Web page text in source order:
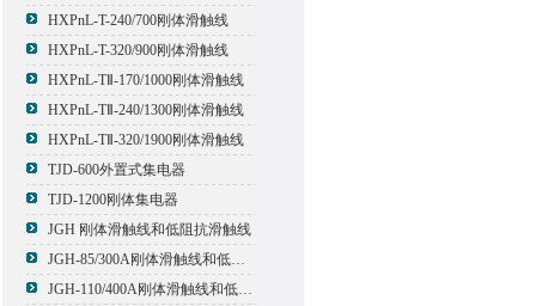
HXPnL-T-240/700刚体滑触线
HXPnL-T-320/900刚体滑触线
HXPnL-TⅡ-170/1000刚体滑触线
HXPnL-TⅡ-240/1300刚体滑触线
HXPnL-TⅡ-320/1900刚体滑触线
TJD-600外置式集电器
TJD-1200刚体集电器
JGH 刚体滑触线和低阻抗滑触线
JGH-85/300A刚体滑触线和低阻抗滑触线
JGH-110/400A刚体滑触线和低阻抗滑触线